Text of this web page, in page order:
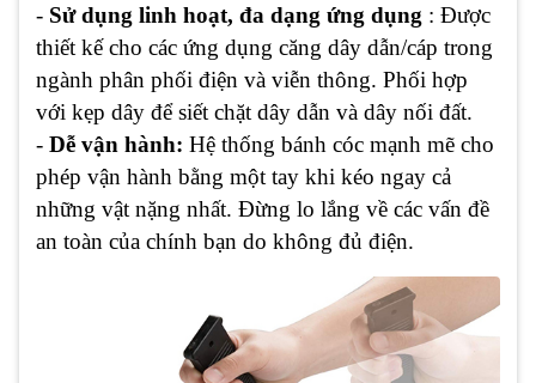
- Sử dụng linh hoạt, đa dạng ứng dụng : Được
thiết kế cho các ứng dụng căng dây dẫn/cáp trong
ngành phân phối điện và viễn thông. Phối hợp
với kẹp dây để siết chặt dây dẫn và dây nối đất.
- Dễ vận hành: Hệ thống bánh cóc mạnh mẽ cho
phép vận hành bằng một tay khi kéo ngay cả
những vật nặng nhất. Đừng lo lắng về các vấn đề
an toàn của chính bạn do không đủ điện.